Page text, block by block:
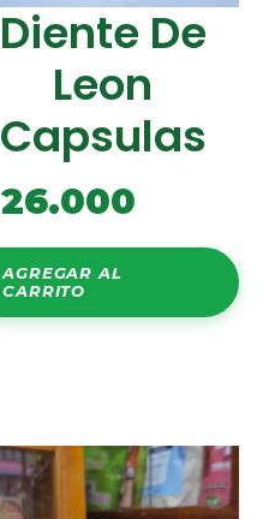
Diente De
Leon
Capsulas
26.000
AGREGAR AL
CARRITO